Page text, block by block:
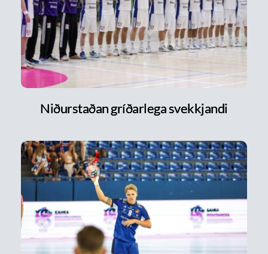
Niðurstaðan gríðarlega svekkjandi